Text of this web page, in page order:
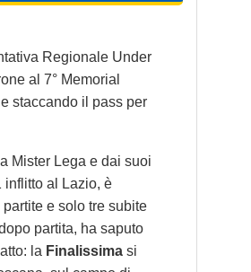
Regionale Under
al 7° Memorial
staccando il pass per
Mister Lega e dai suoi
inflitto al Lazio, è
e solo tre subite
partita, ha saputo
la Finalissima si